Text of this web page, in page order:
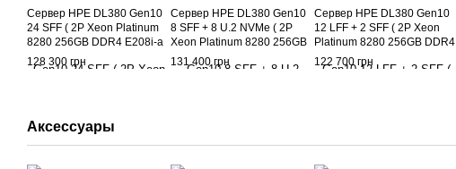
Сервер HPE DL380 Gen10
24 SFF ( 2P Xeon Platinum
8280 256GB DDR4 E208i-a
SR 533FLR-T 2x 800W ) б/у
128 300 грн
Сервер HPE DL380 Gen10
8 SFF + 8 U.2 NVMe ( 2P
Xeon Platinum 8280 256GB
DDR4 E208i-a SR 533FLR-T
2x 800W ) б/у
131 400 грн
Сервер HPE DL380 Gen10
12 LFF + 2 SFF ( 2P Xeon
Platinum 8280 256GB DDR4
E208i-a SR 533FLR-T 2x
800W ) б/у
122 700 грн
Аксессуары